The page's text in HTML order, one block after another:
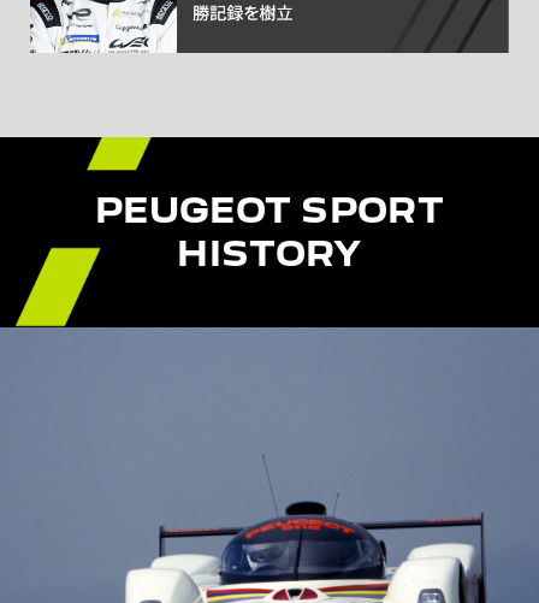
PEUGEOT SPORT
HISTORY